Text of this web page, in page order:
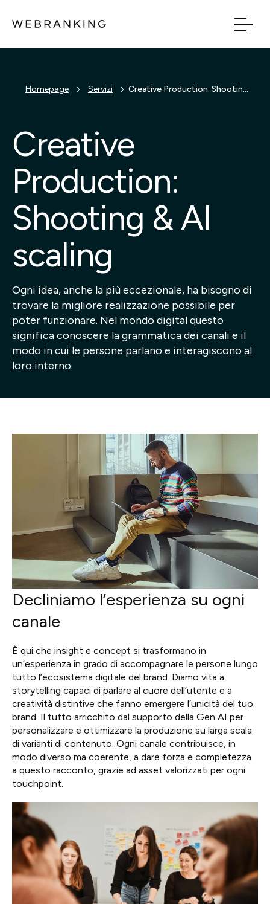
Build
Bridge
Tech
Chi Siamo
Cosa facciamo
Progetti
Point of W
Careers
Italiano
Homepage Servizi Creative Production: Shooting & AI scaling
Creative
Production:
Shooting & AI
scaling
Ogni idea, anche la più eccezionale, ha bisogno di
trovare la migliore realizzazione possibile per
poter funzionare. Nel mondo digital questo
significa conoscere la grammatica dei canali e il
modo in cui le persone parlano e interagiscono al
loro interno.
Decliniamo l’esperienza su ogni
canale
È qui che insight e concept si trasformano in
un’esperienza in grado di accompagnare le persone lungo
tutto l’ecosistema digitale del brand. Diamo vita a
storytelling capaci di parlare al cuore dell’utente e a
creatività distintive che fanno emergere l’unicità del tuo
brand. Il tutto arricchito dal supporto della Gen AI per
personalizzare e ottimizzare la produzione su larga scala
di varianti di contenuto. Ogni canale contribuisce, in
modo diverso ma coerente, a dare forza e completezza
a questo racconto, grazie ad asset valorizzati per ogni
touchpoint.